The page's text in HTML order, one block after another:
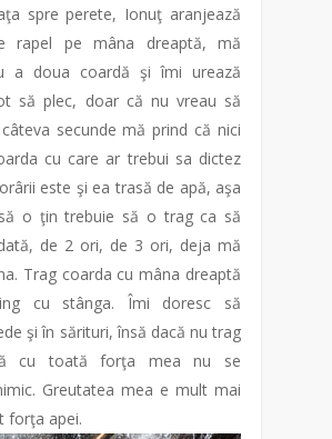
spre perete, Ionuţ aranjează
rapel pe mâna dreaptă, mă
a doua coardă şi îmi urează
să plec, doar că nu vreau să
secunde mă prind că nici
cu care ar trebui sa dictez
este şi ea trasă de apă, aşa
o ţin trebuie să o trag ca să
de 2 ori, de 3 ori, deja mă
Trag coarda cu mâna dreaptă
cu stânga. Îmi doresc să
şi în sărituri, însă dacă nu trag
cu toată forţa mea nu se
Greutatea mea e mult mai
forţa apei.